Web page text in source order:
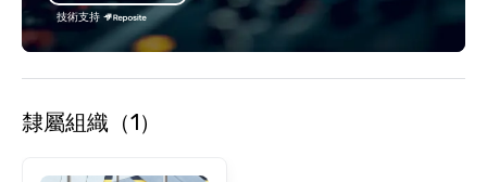
and fun experiences. Our tour guides
bring neighborhoods to life through
the art of storytelling and leave
lasting impressions with top-notch
entertainer, part concierge, part
技術支持
隸屬組織（1）